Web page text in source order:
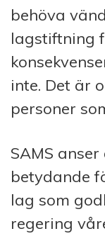
behöva
lagstiftning
inte. Det är
personer
SAMS
betydande
lag som
regering